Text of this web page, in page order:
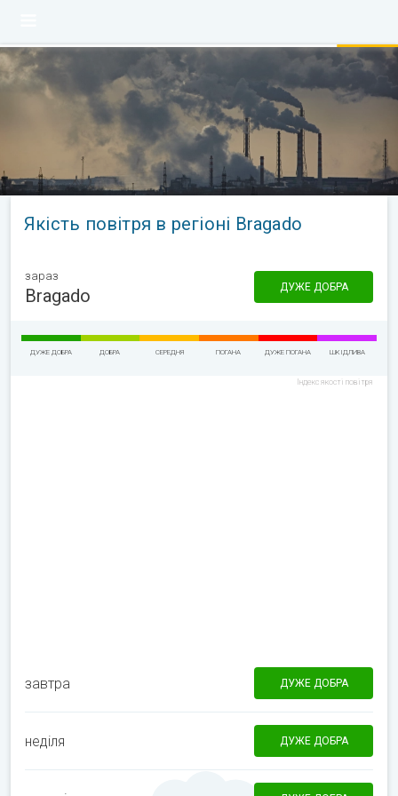
Якість повітря в регіоні Bragado
зараз
Bragado ДУЖЕ ДОБРА
ДУЖЕ ДОБРА ДОБРА СЕРЕДНЯ ПОГАНА ДУЖЕ ПОГАНА ШКІДЛИВА
Індекс якості повітря
завтра ДУЖЕ ДОБРА
неділя ДУЖЕ ДОБРА